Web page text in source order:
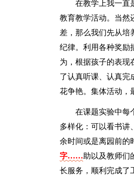
在教学上我一直
教育教学活动。当然
差，那么我们先从培
纪律。利用各种奖励
为，根据孩子的表现
了认真听课、认真完
花争艳。集体活动，
在课题实验中每
多样化：可以看书讲
余时间或是离园前的
字……助以及教师们
长服务，顺利完成了